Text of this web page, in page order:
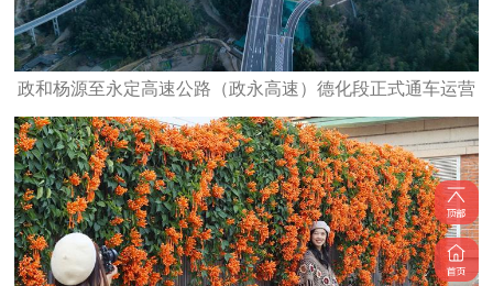
政和杨源至永定高速公路（政永高速）德化段正式通车运营